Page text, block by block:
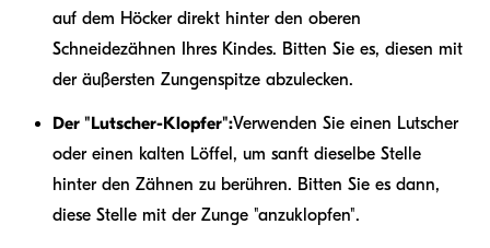
auf dem Höcker direkt hinter den oberen
Schneidezähnen Ihres Kindes. Bitten Sie es, diesen mit
der äußersten Zungenspitze abzulecken.
Der "Lutscher-Klopfer":Verwenden Sie einen Lutscher
oder einen kalten Löffel, um sanft dieselbe Stelle
hinter den Zähnen zu berühren. Bitten Sie es dann,
diese Stelle mit der Zunge "anzuklopfen".